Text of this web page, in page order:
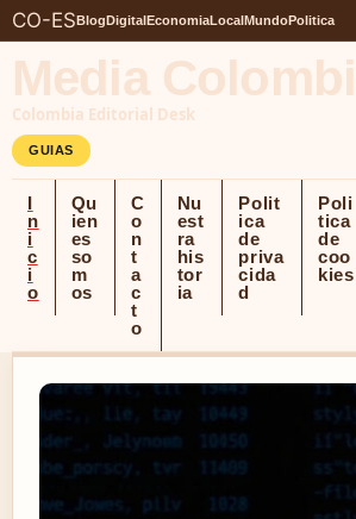
CO-ESBlogDigitalEconomiaLocalMundoPolitica
Media
Colombia Editorial Desk
GUIAS
I
n
i
c
i
o
Qu
ien
es
so
m
os
C
o
n
t
a
c
t
o
Nu
est
ra
his
tor
ia
Polit
ica
de
priva
cida
d
Poli
tica
de
coo
kies